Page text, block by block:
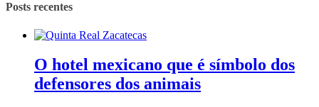
Posts recentes
O hotel mexicano que é símbolo dos
defensores dos animais